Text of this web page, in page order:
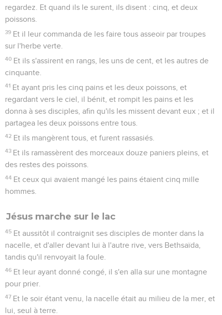
regardez. Et quand ils le surent, ils disent : cinq, et deux
poissons.
39 Et il leur commanda de les faire tous asseoir par troupes
sur l'herbe verte.
40 Et ils s'assirent en rangs, les uns de cent, et les autres de
cinquante.
41 Et ayant pris les cinq pains et les deux poissons, et
regardant vers le ciel, il bénit, et rompit les pains et les
donna à ses disciples, afin qu'ils les missent devant eux ; et il
partagea les deux poissons entre tous.
42 Et ils mangèrent tous, et furent rassasiés.
43 Et ils ramassèrent des morceaux douze paniers pleins, et
des restes des poissons.
44 Et ceux qui avaient mangé les pains étaient cinq mille
hommes.
Jésus marche sur le lac
45 Et aussitôt il contraignit ses disciples de monter dans la
nacelle, et d'aller devant lui à l'autre rive, vers Bethsaïda,
tandis qu'il renvoyait la foule.
46 Et leur ayant donné congé, il s'en alla sur une montagne
pour prier.
47 Et le soir étant venu, la nacelle était au milieu de la mer, et
lui, seul à terre.